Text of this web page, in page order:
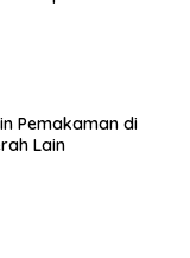
Pemakaman di
Lain